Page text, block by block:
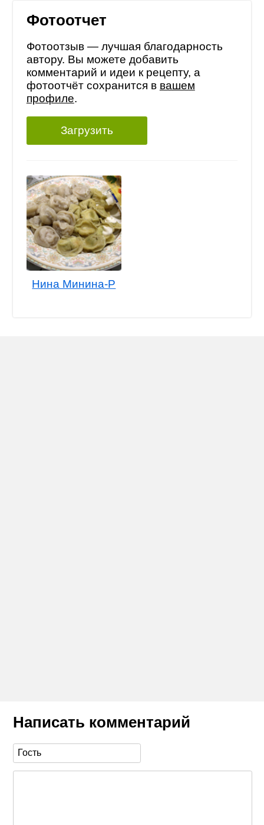
Фотоотчет
Фотоотзыв — лучшая благодарность
автору. Вы можете добавить
комментарий и идеи к рецепту, а
фотоотчёт сохранится в вашем
профиле.
Загрузить
Нина Минина-Р
Написать комментарий